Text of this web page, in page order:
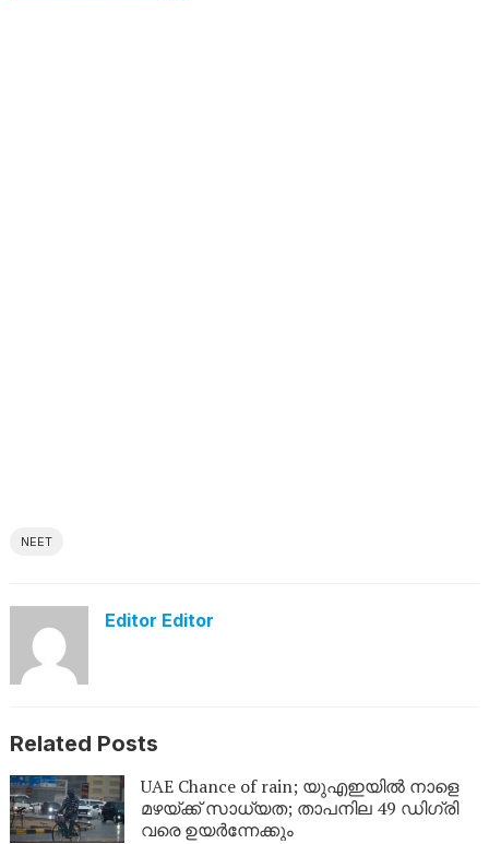
NEET
Editor Editor
Related Posts
UAE Chance of rain; യുഎഇയിൽ നാളെ
മഴയ്ക്ക് സാധ്യത; താപനില 49 ഡിഗ്രി
വരെ ഉയർന്നേക്കും